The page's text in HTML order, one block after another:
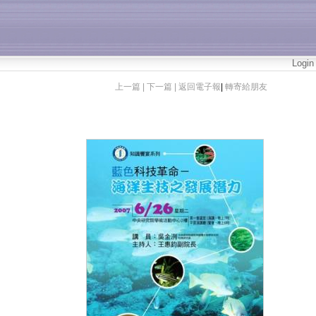
Login
上一篇 | 下一篇 | 返回電子報 轉寄給朋友